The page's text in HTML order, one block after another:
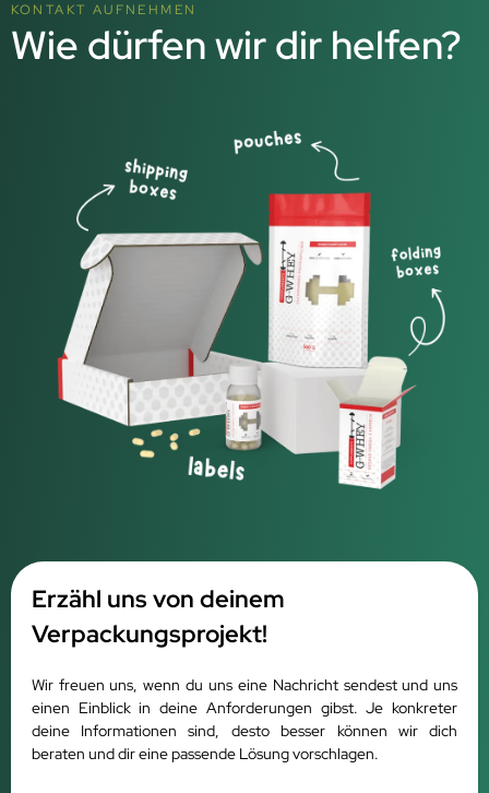
KONTAKT AUFNEHMEN
Wie dürfen wir dir helfen?
Erzähl uns von deinem
Verpackungsprojekt!
Wir freuen uns, wenn du uns eine Nachricht sendest und uns
einen Einblick in deine Anforderungen gibst.Je konkreter
deine Informationen sind, desto besser können wir dich
beraten und dir eine passende Lösung vorschlagen.